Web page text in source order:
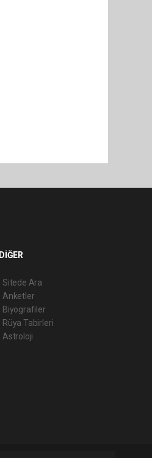
DİĞER
Sitede Ara
Anketler
Biyografiler
Rüya Tabirleri
Astroloji